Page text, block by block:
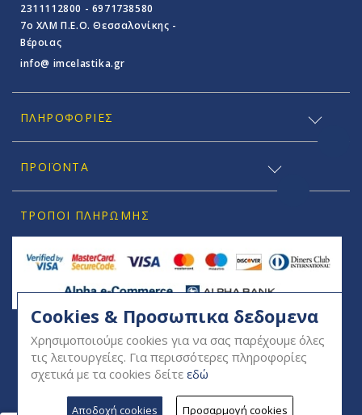
2311112800 - 6971738580
7o ΧΛΜ Π.E.O. Θεσσαλονίκης -
Βέροιας
info@ imcelastika.gr
ΠΛΗΡΟΦΟΡΊΕΣ
ΠΡΟΪΟΝΤΑ
ΤΡΌΠΟΙ ΠΛΗΡΩΜΉΣ
SOCIAL
Cookies & Προσωπικα δεδομενα
Χρησιμοποιούμε cookies για να σας παρέχουμε όλες
τις λειτουργείες. Για περισσότερες πληροφορίες
σχετικά με τα cookies δείτε εδώ
Αποδοχή cookies Προσαρμογή cookies